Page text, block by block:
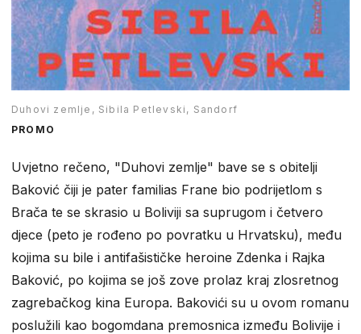
Duhovi zemlje, Sibila Petlevski, Sandorf
PROMO
Uvjetno rečeno, "Duhovi zemlje" bave se s obitelji
Baković čiji je pater familias Frane bio podrijetlom s
Brača te se skrasio u Boliviji sa suprugom i četvero
djece (peto je rođeno po povratku u Hrvatsku), među
kojima su bile i antifašističke heroine Zdenka i Rajka
Baković, po kojima se još zove prolaz kraj zlosretnog
zagrebačkog kina Europa. Bakovići su u ovom romanu
poslužili kao bogomdana premosnica između Bolivije i